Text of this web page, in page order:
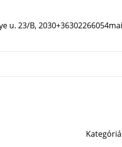
u. 23/B, 2030+36302266054